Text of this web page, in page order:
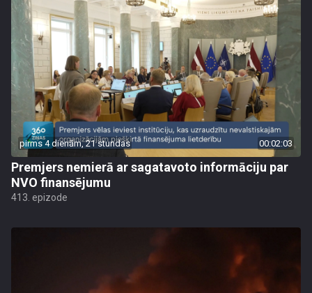
pirms 4 dienām, 21 stundas 00:02:03
Premjers nemierā ar sagatavoto informāciju par
NVO finansējumu
413. epizode